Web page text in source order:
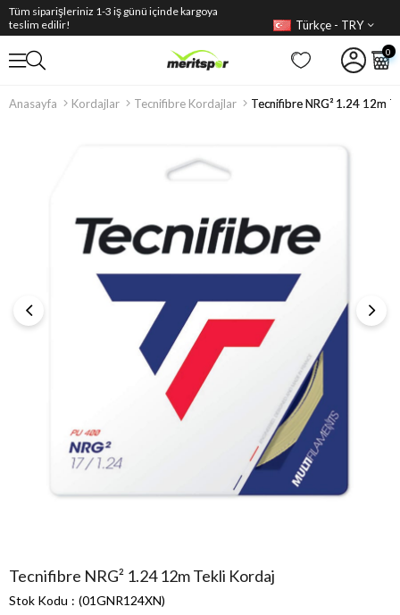
Tüm siparişleriniz 1-3 iş günü içinde kargoya
teslim edilir!
Türkçe - TRY
0
Anasayfa Kordajlar Tecnifibre Kordajlar Tecnifibre NRG² 1.24 12m
Tecnifibre NRG² 1.24 12m Tekli Kordaj
Stok Kodu (01GNR124XN)